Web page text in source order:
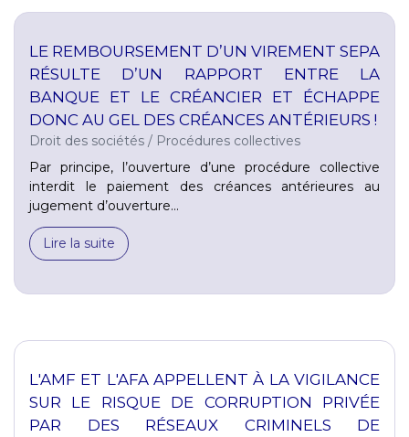
LE REMBOURSEMENT D’UN VIREMENT SEPA
RÉSULTE D’UN RAPPORT ENTRE LA
BANQUE ET LE CRÉANCIER ET ÉCHAPPE
DONC AU GEL DES CRÉANCES ANTÉRIEURS !
Droit des sociétés / Procédures collectives
Par principe, l’ouverture d’une procédure collective
interdit le paiement des créances antérieures au
jugement d’ouverture...
Lire la suite
L'AMF ET L'AFA APPELLENT À LA VIGILANCE
SUR LE RISQUE DE CORRUPTION PRIVÉE
PAR DES RÉSEAUX CRIMINELS DE